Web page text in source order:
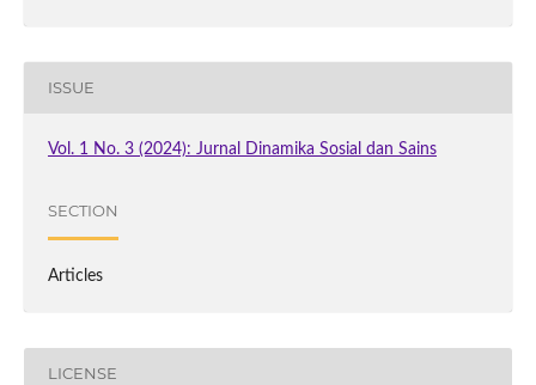
ISSUE
Vol. 1 No. 3 (2024): Jurnal Dinamika Sosial dan Sains
SECTION
Articles
LICENSE